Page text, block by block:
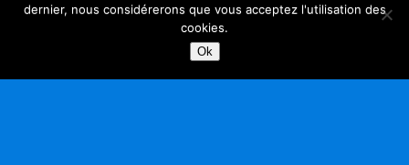
dernier, nous considérerons que vous acceptez l'utilisation des
cookies.
Ok